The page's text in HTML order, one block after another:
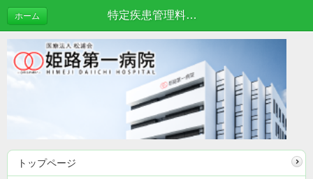
特定疾患管理料から生活習慣病管理料への移行について | 病院からのおしらせ
ホーム
トップページ